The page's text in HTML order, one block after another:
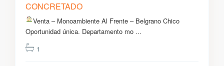
CONCRETADO
Venta – Monoambiente Al Frente – Belgrano Chico
Oportunidad única. Departamento mo ...
1